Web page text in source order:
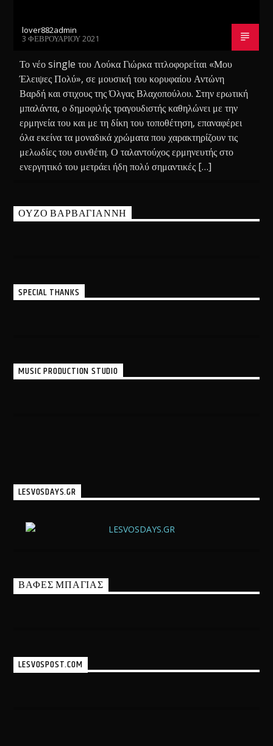
lover882admin
3 ΦΕΒΡΟΥΑΡΊΟΥ 2021
Το νέο single του Λούκα Γιώρκα τιτλοφορείται «Μου
Έλειψες Πολύ», σε μουσική του κορυφαίου Αντώνη
Βαρδή και στιχους της Όλγας Βλαχοπούλου. Στην ερωτική
μπαλάντα, ο δημοφιλής τραγουδιστής καθηλώνει με την
ερμηνεία του και με τη δίκη του τοποθέτηση, επαναφέρει
όλα εκείνα τα μοναδικά χρώματα που χαρακτηρίζουν τις
μελωδίες του συνθέτη. Ο ταλαντούχος ερμηνευτής στο
ενεργητικό του μετράει ήδη πολύ σημαντικές […]
ΟΥΖΟ ΒΑΡΒΑΓΙΑΝΝΗ
SPECIAL THANKS
MUSIC PRODUCTION STUDIO
LESVOSDAYS.GR
ΒΑΦΕΣ ΜΠΑΓΙΑΣ
LESVOSPOST.COM